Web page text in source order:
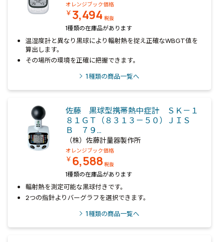
オレンジブック価格
￥3,494 税抜
1種類の在庫品があります
温湿度計と異なり黒球により輻射熱を捉え正確なWBGT値を
算出します。
その場所の環境を正確に把握できます。
1種類の商品一覧へ
佐藤 黒球型携帯熱中症計 ＳＫ－１
８１ＧＴ（８３１３－５０）ＪＩＳ
Ｂ ７９…
（株）佐藤計量器製作所
オレンジブック価格
￥ 6,588 税抜
1種類の在庫品があります
輻射熱を測定可能な黒球付きです。
2つの指針よりバーグラフを選択できます。
1種類の商品一覧へ